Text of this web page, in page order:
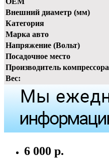
Внешний диаметр (мм)
Категория
Марка авто
Напряжение (Вольт)
Посадочное место
Производитель компрессора
Вес:
6 000 р.